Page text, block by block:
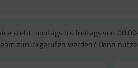
steht montags bis freitags von
zurückgerufen werden? Dann